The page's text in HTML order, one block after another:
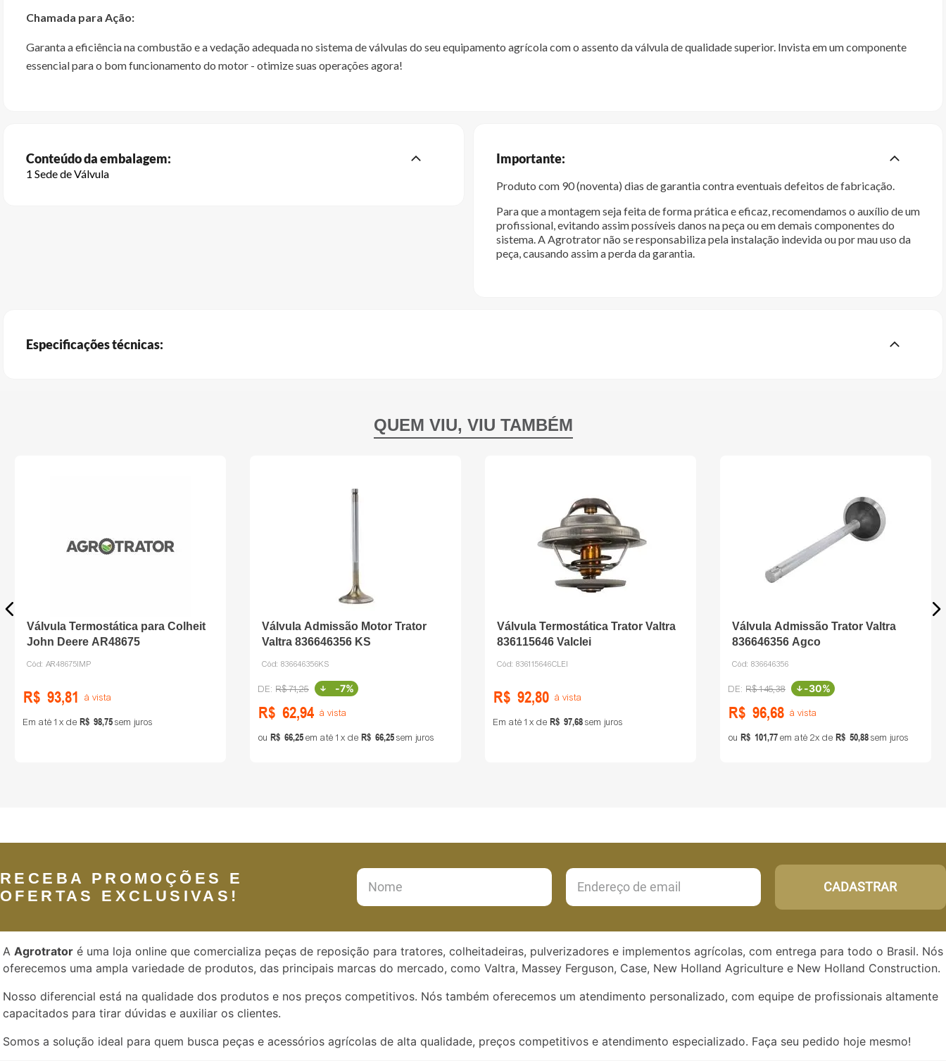
Chamada para Ação:
Garanta a eficiência na combustão e a vedação adequada no sistema de válvulas do seu equipamento agrícola com o assento da válvula de qualidade superior. Invista em um componente
essencial para o bom funcionamento do motor - otimize suas operações agora!
Conteúdo da embalagem:
1 Sede de Válvula
Importante:
Produto com 90 (noventa) dias de garantia contra eventuais defeitos de fabricação.
Para que a montagem seja feita de forma prática e eficaz, recomendamos o auxílio de um
profissional, evitando assim possíveis danos na peça ou em demais componentes do
sistema. A Agrotrator não se responsabiliza pela instalação indevida ou por mau uso da
peça, causando assim a perda da garantia.
Especificações técnicas:
Válvula Termostática para Colheit
John Deere AR48675
Cód: AR48675IMP
R$ 93,81 à vista
Em até1 de R$ 98,75sem juros
Válvula Admissão Motor Trator
Valtra 836646356 KS
Cód: 836646356KS
R$71,25 -7%
R$ 62,94 à vista
ou R$ 66,25em até1 de R$ 66,25sem juros
Válvula Termostática Trator Valtra
836115646 Valclei
Cód: 836115646CLEI
R$ 92,80 à vista
Em até1 de R$ 97,68sem juros
Válvula Admissão Trator Valtra
836646356 Agco
Cód: 836646356
R$145,38 -30%
R$ 96,68 à vista
ou R$ 101,77em até 2 de R$ 50,88sem juros
RECEBA PROMOÇÕES E
OFERTAS EXCLUSIVAS!
CADASTRAR
A Agrotrator é uma loja online que comercializa peças de reposição para tratores, colheitadeiras, pulverizadores e implementos agrícolas, com entrega para todo o Brasil. Nós
oferecemos uma ampla variedade de produtos, das principais marcas do mercado, como Valtra, Massey Ferguson, Case, New Holland Agriculture e New Holland Construction.
Nosso diferencial está na qualidade dos produtos e nos preços competitivos. Nós também oferecemos um atendimento personalizado, com equipe de profissionais altamente
capacitados para tirar dúvidas e auxiliar os clientes.
Somos a solução ideal para quem busca peças e acessórios agrícolas de alta qualidade, preços competitivos e atendimento especializado. Faça seu pedido hoje mesmo!